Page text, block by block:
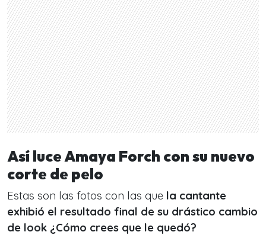
Así luce Amaya Forch con su nuevo
corte de pelo
Estas son las fotos con las que la cantante
exhibió el resultado final de su drástico cambio
de look ¿Cómo crees que le quedó?